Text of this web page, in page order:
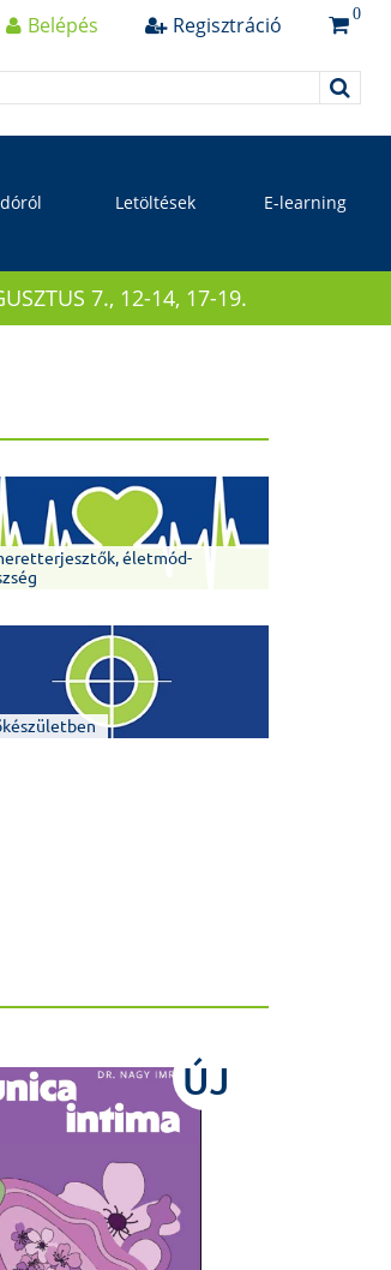
Belépés Regisztráció 0
Letöltések E-learning
7., 12-14, 17-19.
életmód-
ÚJ